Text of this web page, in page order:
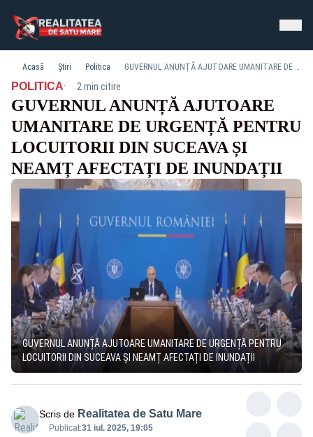
Acasă Știri Politica GUVERNUL ANUNȚĂ AJUTOARE UMANITARE DE URGENȚĂ PENTRU LOCUITORII DIN SUCEAVA ȘI NEAMȚ AFECTAȚI DE INUNDAȚII
POLITICA· 2 min citire
GUVERNUL ANUNȚĂ AJUTOARE
UMANITARE DE URGENȚĂ PENTRU
LOCUITORII DIN SUCEAVA ȘI
NEAMȚ AFECTAȚI DE INUNDAȚII
GUVERNUL ANUNȚĂ AJUTOARE UMANITARE DE URGENȚĂ PENTRU
LOCUITORII DIN SUCEAVA ȘI NEAMȚ AFECTAȚI DE INUNDAȚII
Scris de Realitatea de Satu Mare
Publicat:31 iul. 2025, 19:05